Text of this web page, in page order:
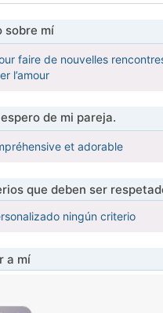
sobre mí
faire de nouvelles
l’amour
de mi pareja.
et adorable
que deben ser
ningún criterio
a mí